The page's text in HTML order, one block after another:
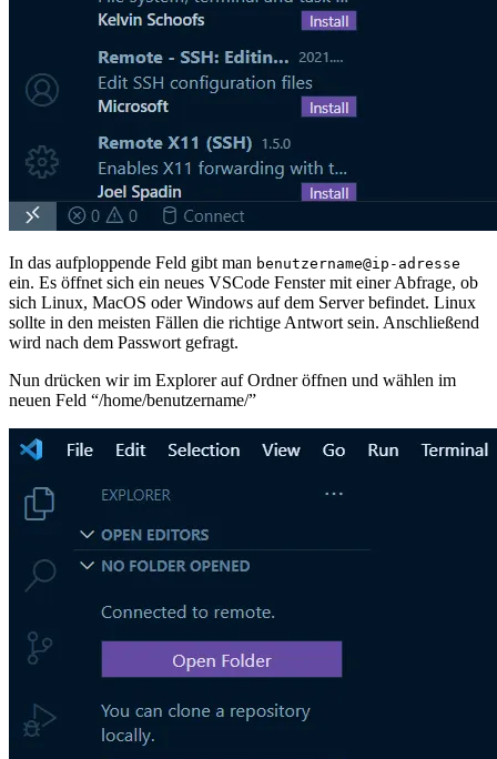
In das aufploppende Feld gibt man benutzername@ip-adresse
ein. Es öffnet sich ein neues VSCode Fenster mit einer Abfrage, ob
sich Linux, MacOS oder Windows auf dem Server befindet. Linux
sollte in den meisten Fällen die richtige Antwort sein. Anschließend
wird nach dem Passwort gefragt.
Nun drücken wir im Explorer auf Ordner öffnen und wählen im
neuen Feld “/home/benutzername/”